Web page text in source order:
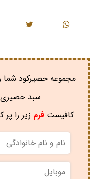
مجموعه حصیرکود شما
سبد
کافیستفرم زیر را
نام
و
نام
خانوادگی
موبایل